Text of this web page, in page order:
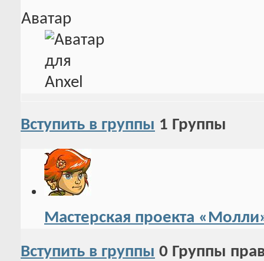
Аватар
Вступить в группы 1 Группы
Мастерская проекта
Вступить в группы 0 Группы